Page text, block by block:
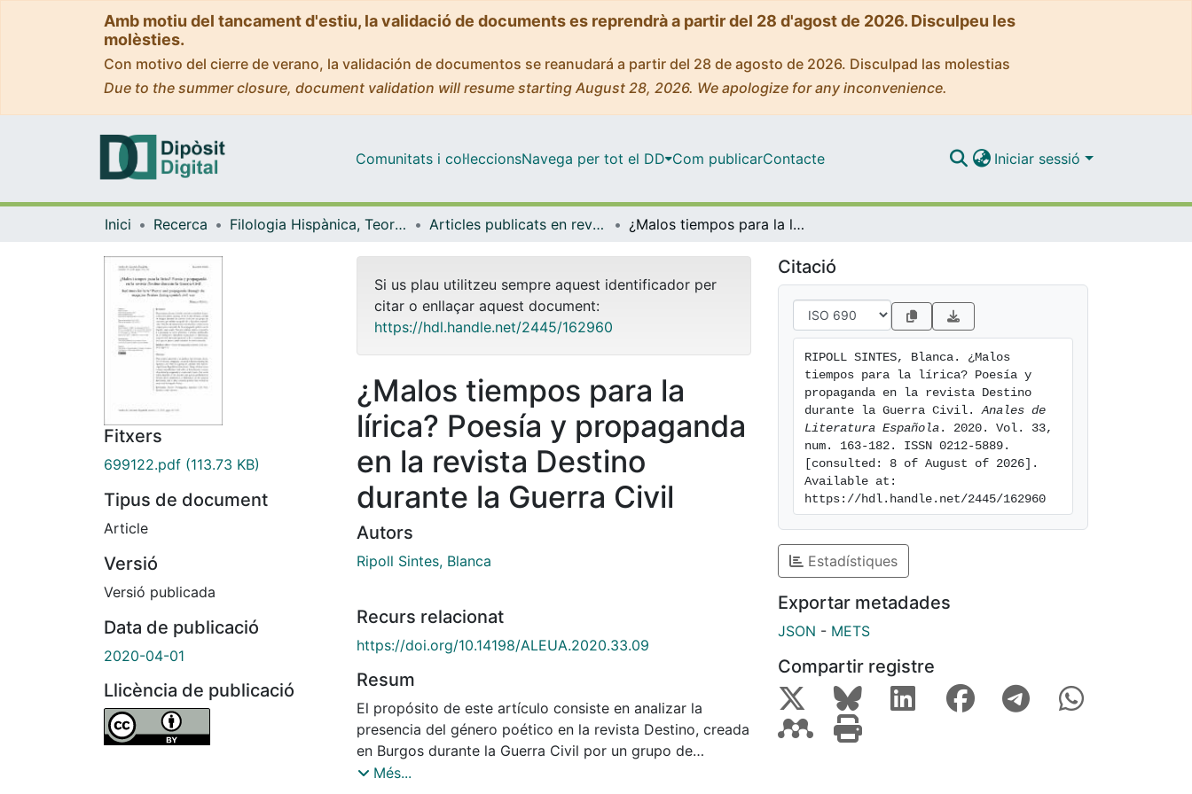
Amb motiu del tancament d'estiu, la validació de documents es reprendrà a partir del 28 d'agost de 2026. Disculpeu les
molèsties.
Con motivo del cierre de verano, la validación de documentos se reanudará a partir del 28 de agosto de 2026. Disculpad las molestias
Due to the summer closure, document validation will resume starting August 28, 2026. We apologize for any inconvenience.
Comunitats i col·leccionsNavega per tot el DD Com publicarContacte Iniciar sessió
Inici Recerca Filologia Hispànica, Teoria de la Literatura i Comunicació Articles publicats en revistes (Filologia Hispànica, Teoria de la Literatura i Comunicació) ¿Malos tiempos para la lírica? Poesía y propaganda en la revista Destino durante la Guerra Civil
Fitxers
699122.pdf (113.73 KB)
Tipus de document
Article
Versió
Versió publicada
Data de publicació
2020-04-01
Llicència de publicació
Si us plau utilitzeu sempre aquest identificador per
citar o enllaçar aquest document:
https://hdl.handle.net/2445/162960
¿Malos tiempos para la
lírica? Poesía y propaganda
en la revista Destino
durante la Guerra Civil
Autors
Ripoll Sintes, Blanca
Recurs relacionat
https://doi.org/10.14198/ALEUA.2020.33.09
Resum
El propósito de este artículo consiste en analizar la
presencia del género poético en la revista Destino, creada
en Burgos durante la Guerra Civil por un grupo de
catalanes que habían escapado de la Barcelona
Més...
Citació
RIPOLL SINTES, Blanca. ¿Malos
tiempos para la lírica? Poesía y
propaganda en la revista Destino
durante la Guerra Civil. Anales de
Literatura Española . 2020. Vol. 33,
num. 163-182. ISSN 0212-5889.
[consulted: 8 of August of 2026].
Available at:
https://hdl.handle.net/2445/162960
Estadístiques
Exportar metadades
JSON - METS
Compartir registre